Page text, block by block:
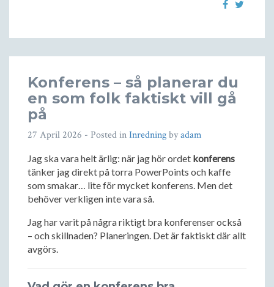
Konferens – så planerar du
en som folk faktiskt vill gå
på
27 April 2026 - Posted inInredningbyadam
Jag ska vara helt ärlig: när jag hör ordet konferens
tänker jag direkt på torra PowerPoints och kaffe
som smakar… lite för mycket konferens. Men det
behöver verkligen inte vara så.
Jag har varit på några riktigt bra konferenser också
– och skillnaden? Planeringen. Det är faktiskt där allt
avgörs.